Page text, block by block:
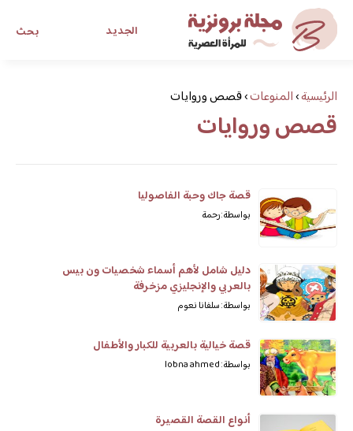
بحث الجديد
مجلة برونزية للفتاة العصرية
ابحث عن أي موضوع يهمك
الرئيسية›المنوعات›قصص وروايات
قصص وروايات
قصة جاك وحبة الفاصوليا
بواسطة: رحمة
دليل شامل لأهم أسماء شخصيات ون بيس
بالعربي والإنجليزي مزخرفة
بواسطة: سلفانا نعوم
قصة خيالية بالعربية للكبار والأطفال
بواسطة: lobna ahmed
أنواع القصة القصيرة